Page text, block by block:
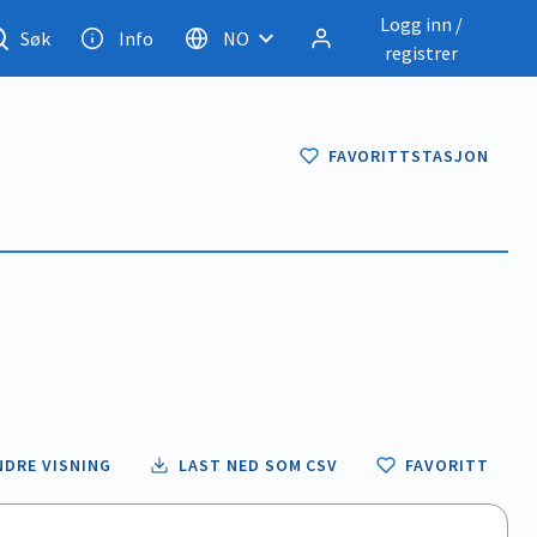
Søk Info NO
Logg inn /
registrer
FAVORITTSTASJON
VISNING LAST NED SOM CSV FAVORITT